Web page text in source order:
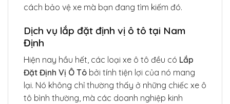
cách bảo vệ xe mà bạn đang tìm kiếm đó.
Dịch vụ lắp đặt định vị ô tô tại Nam
Định
Hiện nay hầu hết, các loại xe ô tô đều có Lắp
Đặt Định Vị Ô Tô bởi tính tiện lợi của nó mang
lại. Nó không chỉ thường thấy ở những chiếc xe ô
tô bình thường, mà các doanh nghiệp kinh